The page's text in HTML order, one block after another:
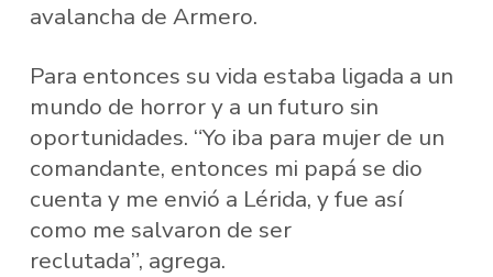
avalancha de Armero.
Para entonces su vida estaba ligada a un
mundo de horror y a un futuro sin
oportunidades. “Yo iba para mujer de un
comandante, entonces mi papá se dio
cuenta y me envió a Lérida, y fue así
como me salvaron de ser
reclutada”, agrega.